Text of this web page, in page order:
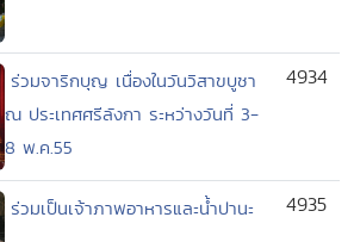
ร่วมจาริกบุญ เนื่องในวันวิสาขบูชา
ณ ประเทศศรีลังกา ระหว่างวันที่ 3-
8 พ.ค.55
4934
ร่วมเป็นเจ้าภาพอาหารและน้ำปานะ 4935